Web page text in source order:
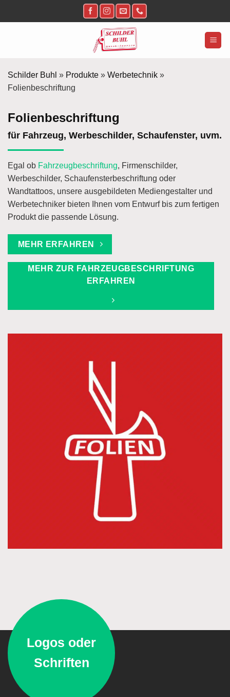
Schilder Buhl » Produkte » Werbetechnik »
Folienbeschriftung
Folienbeschriftung
für Fahrzeug, Werbeschilder, Schaufenster, uvm.
Egal ob Fahrzeugbeschriftung, Firmenschilder,
Werbeschilder, Schaufensterbeschriftung oder
Wandtattoos, unsere ausgebildeten Mediengestalter und
Werbetechniker bieten Ihnen vom Entwurf bis zum fertigen
Produkt die passende Lösung.
MEHR ERFAHREN
MEHR ZUR FAHRZEUGBESCHRIFTUNG
ERFAHREN
Logos oder
Schriften